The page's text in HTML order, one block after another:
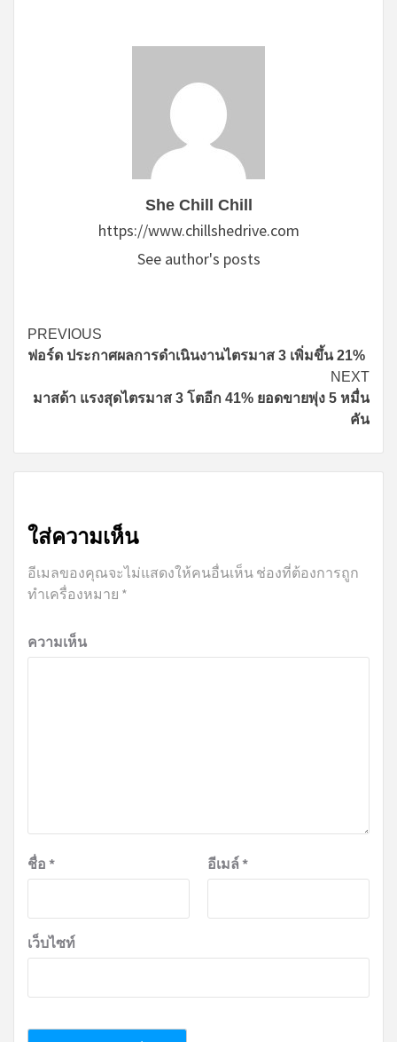
She Chill Chill
https://www.chillshedrive.com
See author's posts
Continue
Reading
PREVIOUS
ฟอร์ด ประกาศผลการดำเนินงานไตรมาส 3 เพิ่มขึ้น 21%
NEXT
มาสด้า แรงสุดไตรมาส 3 โตอีก 41% ยอดขายพุ่ง 5 หมื่น
คัน
ใส่ความเห็น
อีเมลของคุณจะไม่แสดงให้คนอื่นเห็น ช่องที่ต้องการถูก
ทำเครื่องหมาย *
ความเห็น
ชื่อ * อีเมล์*
เว็บไซท์